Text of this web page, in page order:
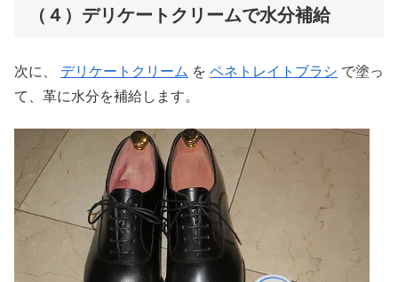
（４）デリケートクリームで水分補給
次に、 デリケートクリーム を ペネトレイトブラシ で塗っ
て、革に水分を補給します。